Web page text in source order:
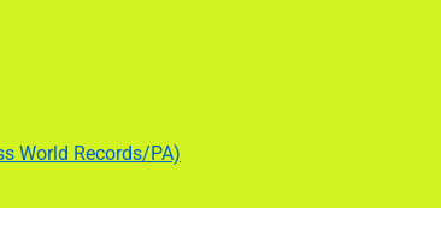
World Records/PA)